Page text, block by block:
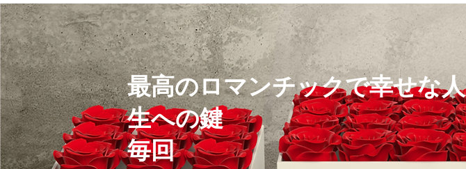
最高のロマンチックで幸せな人
生への鍵
毎回